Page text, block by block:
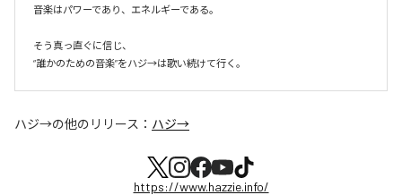
音楽はパワーであり、エネルギーである。
そう真っ直ぐに信じ、
ハジ→の他のリリース： ハジ→
https://www.hazzie.info/